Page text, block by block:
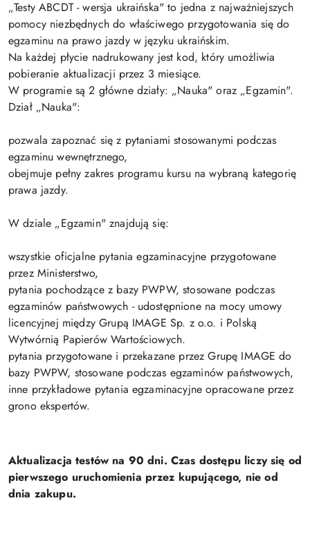
„Testy ABCDT - wersja ukraińska" to jedna z najważniejszych
pomocy niezbędnych do właściwego przygotowania się do
egzaminu na prawo jazdy w języku ukraińskim.
Na każdej płycie nadrukowany jest kod, który umożliwia
pobieranie aktualizacji przez 3 miesiące.
W programie są 2 główne działy: „Nauka" oraz „Egzamin".
Dział „Nauka":
pozwala zapoznać się z pytaniami stosowanymi podczas
egzaminu wewnętrznego,
obejmuje pełny zakres programu kursu na wybraną kategorię
prawa jazdy.
W dziale „Egzamin" znajdują się:
wszystkie oficjalne pytania egzaminacyjne przygotowane
przez Ministerstwo,
pytania pochodzące z bazy PWPW, stosowane podczas
egzaminów państwowych - udostępnione na mocy umowy
licencyjnej między Grupą IMAGE Sp. z o.o. i Polską
Wytwórnią Papierów Wartościowych.
pytania przygotowane i przekazane przez Grupę IMAGE do
bazy PWPW, stosowane podczas egzaminów państwowych,
inne przykładowe pytania egzaminacyjne opracowane przez
grono ekspertów.
Aktualizacja testów na 90 dni. Czas dostępu liczy się od
pierwszego uruchomienia przez kupującego, nie od
dnia zakupu.